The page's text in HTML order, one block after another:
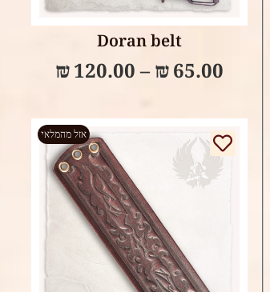
Doran belt
₪ 65.00
–
₪ 120.00
אזל מהמלאי